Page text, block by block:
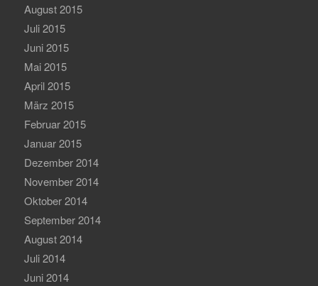
August 2015
Juli 2015
Juni 2015
Mai 2015
April 2015
März 2015
Februar 2015
Januar 2015
Dezember 2014
November 2014
Oktober 2014
September 2014
August 2014
Juli 2014
Juni 2014